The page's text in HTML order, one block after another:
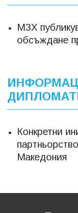
МЗХ
обсъждане
Конкретни
Македония